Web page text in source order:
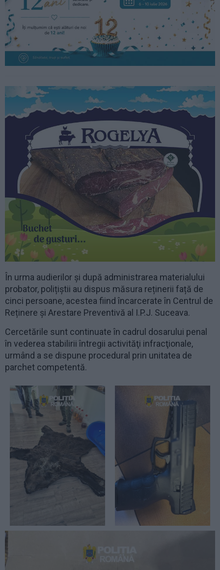
În urma audierilor și după administrarea materialului
probator, polițiștii au dispus măsura reținerii față de
cinci persoane, acestea fiind încarcerate în Centrul de
Reținere și Arestare Preventivă al I.P.J. Suceava.
Cercetările sunt continuate în cadrul dosarului penal
în vederea stabilirii întregii activităţi infracţionale,
urmând a se dispune procedural prin unitatea de
parchet competentă.